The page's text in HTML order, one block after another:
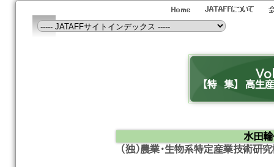
【特 集】 高生
水田
（独）農業・生物系特定産業技